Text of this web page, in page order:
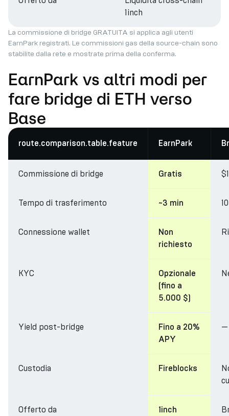
1inch
La commissione di bridge GRATUITA si applica agli utenti
EarnPark registrati. Le commissioni gas della source-chain sono
stabilite dalla rete e mostrate prima della conferma.
EarnPark vs altri modi per
fare bridge di ETH verso
Base
route.comparison.table.feature EarnPark
Commissione di bridge Gratis
Tempo di trasferimento ~3 min
Connessione wallet
Non
richiesto
KYC
Opzionale
(fino a
5.000 $)
Yield post-bridge
Fino a 20%
APY
—
Custodia Fireblocks
Offerto da 1inch